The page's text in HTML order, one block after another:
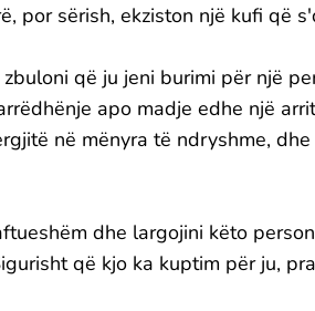
por sërish, ekziston një kufi që
që ju jeni burimi për një
apo madje edhe një
në mënyra të ndryshme,
dhe largojini këto
që kjo ka kuptim për ju,